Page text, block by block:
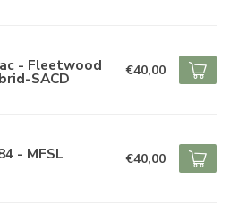
- Fleetwood
SACD €40,00
- MFSL €40,00